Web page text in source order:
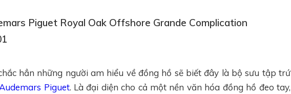
Piguet Royal Oak Offshore Grande Complication
hẳn những người am hiểu về đồng hồ sẽ biết đây là bộ sưu tập trứ
Piguet. Là đại diện cho cả một nền văn hóa đồng hồ đeo tay,